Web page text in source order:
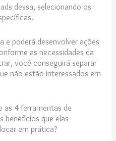
dessa, selecionando os
e poderá desenvolver ações
as necessidades da
você conseguirá separar
não estão interessados em
as 4 ferramentas de
benefícios que elas
em prática?